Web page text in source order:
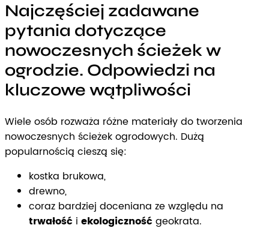
Najczęściej zadawane
pytania dotyczące
nowoczesnych ścieżek w
ogrodzie. Odpowiedzi na
kluczowe wątpliwości
Wiele osób rozważa różne materiały do tworzenia
nowoczesnych ścieżek ogrodowych. Dużą
popularnością cieszą się:
kostka brukowa,
drewno,
coraz bardziej doceniana ze względu na
trwałość i ekologiczność geokrata.